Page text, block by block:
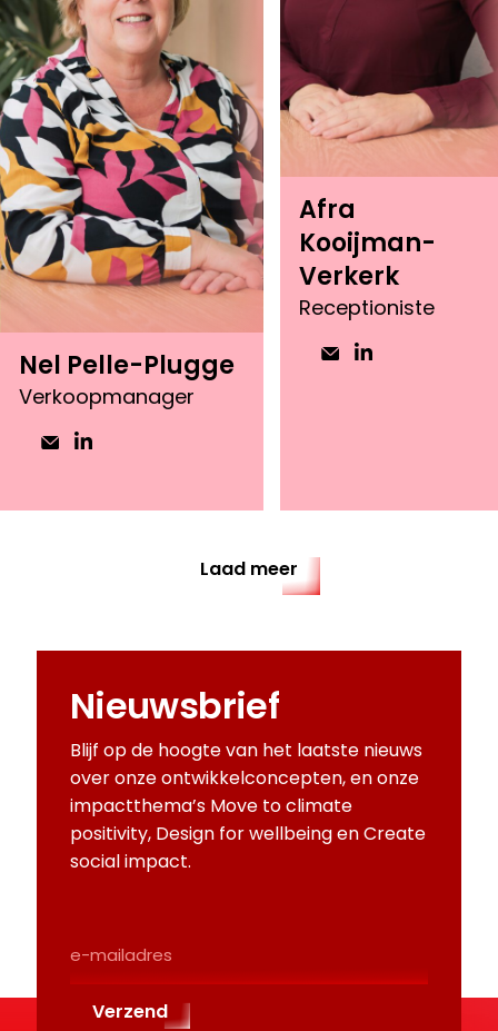
Nel Pelle-Plugge
Verkoopmanager
Afra
Kooijman-
Verkerk
Receptioniste
Laad meer
Nieuwsbrief
Blijf op de hoogte van het laatste nieuws
over onze ontwikkelconcepten, en onze
impactthema’s Move to climate
positivity, Design for wellbeing en Create
social impact.
Mailadres
Verzend